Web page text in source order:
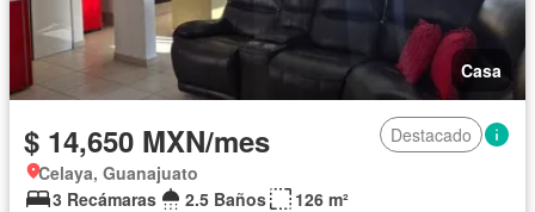
Casa
$ 14,650 MXN/mes
Destacado
Celaya, Guanajuato
3 Recámaras
2.5 Baños
126 m²